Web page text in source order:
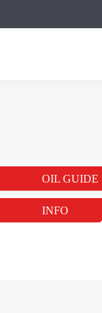
OIL GUIDE
INFO